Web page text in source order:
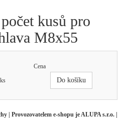
kusů pro
M8x55
Cena
ks
Do košíku
| Provozovatelem e-shopu je ALUPA s.r.o. |